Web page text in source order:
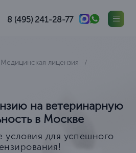
8 (495) 241-28-77
Медицинская лицензия
на ветеринарную
в Москве
условия для успешного